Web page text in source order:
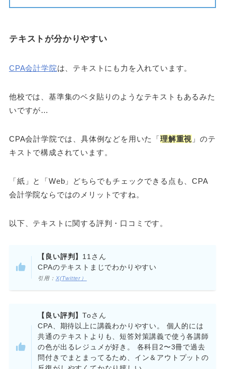
テキストが分かりやすい
CPA会計学院は、テキストにも力を入れています。
他校では、基準集のベタ貼りのようなテキストもあるみた
いですが…
CPA会計学院では、具体例などを用いた「理解重視 」のテ
キストで構成されています。
「紙」と「Web」どちらでもチェックできる点も、CPA
会計学院ならではのメリットですね。
以下、テキストに関する評判・口コミです。
【良い評判】 11さん
CPAのテキストまじでわかりやすい
引用： X(Twitter）
【良い評判】Toさん
CPA、期待以上に講義わかりやすい。 個人的には
共通のテキストよりも、短答対策講義で使う各講師
の色が出るレジュメが好き。 各科目2〜3冊で過去
問付きでまとまってるため、イン＆アウトプットの